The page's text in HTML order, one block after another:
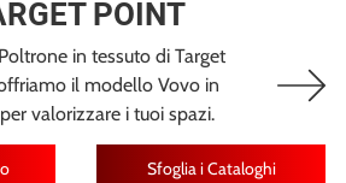
POINT
in tessuto di Target
il modello Vovo in
valorizzare i tuoi spazi.
Sfoglia i Cataloghi